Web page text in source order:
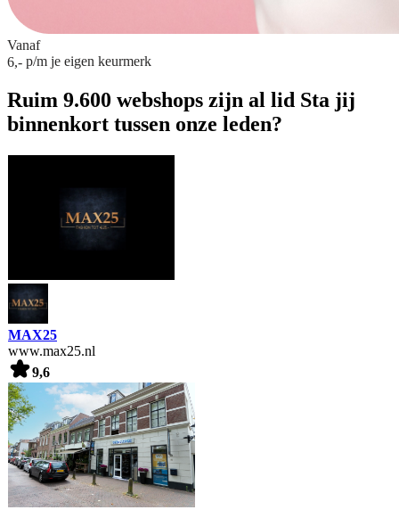
Vanaf
6,- p/m je eigen keurmerk
Ruim 9.600 webshops zijn al lid Sta jij
binnenkort tussen onze leden?
MAX25
www.max25.nl
9,6